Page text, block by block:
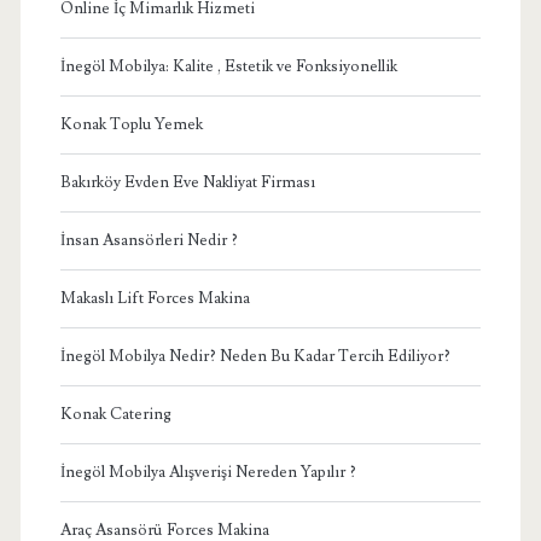
Online İç Mimarlık Hizmeti
İnegöl Mobilya: Kalite , Estetik ve Fonksiyonellik
Konak Toplu Yemek
Bakırköy Evden Eve Nakliyat Firması
İnsan Asansörleri Nedir ?
Makaslı Lift Forces Makina
İnegöl Mobilya Nedir? Neden Bu Kadar Tercih Ediliyor?
Konak Catering
İnegöl Mobilya Alışverişi Nereden Yapılır ?
Araç Asansörü Forces Makina